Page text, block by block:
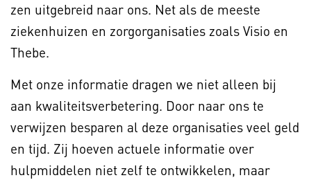
zen uitgebreid naar ons. Net als de meeste
ziekenhuizen en zorgorganisaties zoals Visio en
Thebe.
Met onze informatie dragen we niet alleen bij
aan kwaliteitsverbetering. Door naar ons te
verwijzen besparen al deze organisaties veel geld
en tijd. Zij hoeven actuele informatie over
hulpmiddelen niet zelf te ontwikkelen, maar